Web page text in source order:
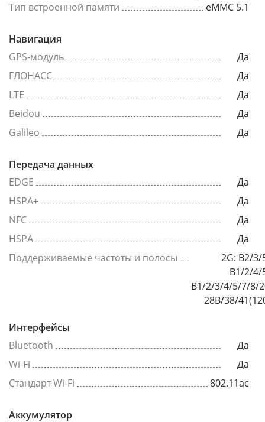
Тип встроенной памяти
eMMC 5.1
Навигация
GPS-модуль
Да
ГЛОНАСС
Да
LTE
Да
Beidou
Да
Galileo
Да
Передача данных
EDGE
Да
HSPA+
Да
NFC
Да
HSPA
Да
Поддерживаемые частоты и полосы
2G: B2/3/5/
B1/2/4/5/
B1/2/3/4/5/7/8/
28B/38/
Интерфейсы
Bluetooth
Да
Wi-Fi
Да
Стандарт Wi-Fi
802.11ac
Аккумулятор